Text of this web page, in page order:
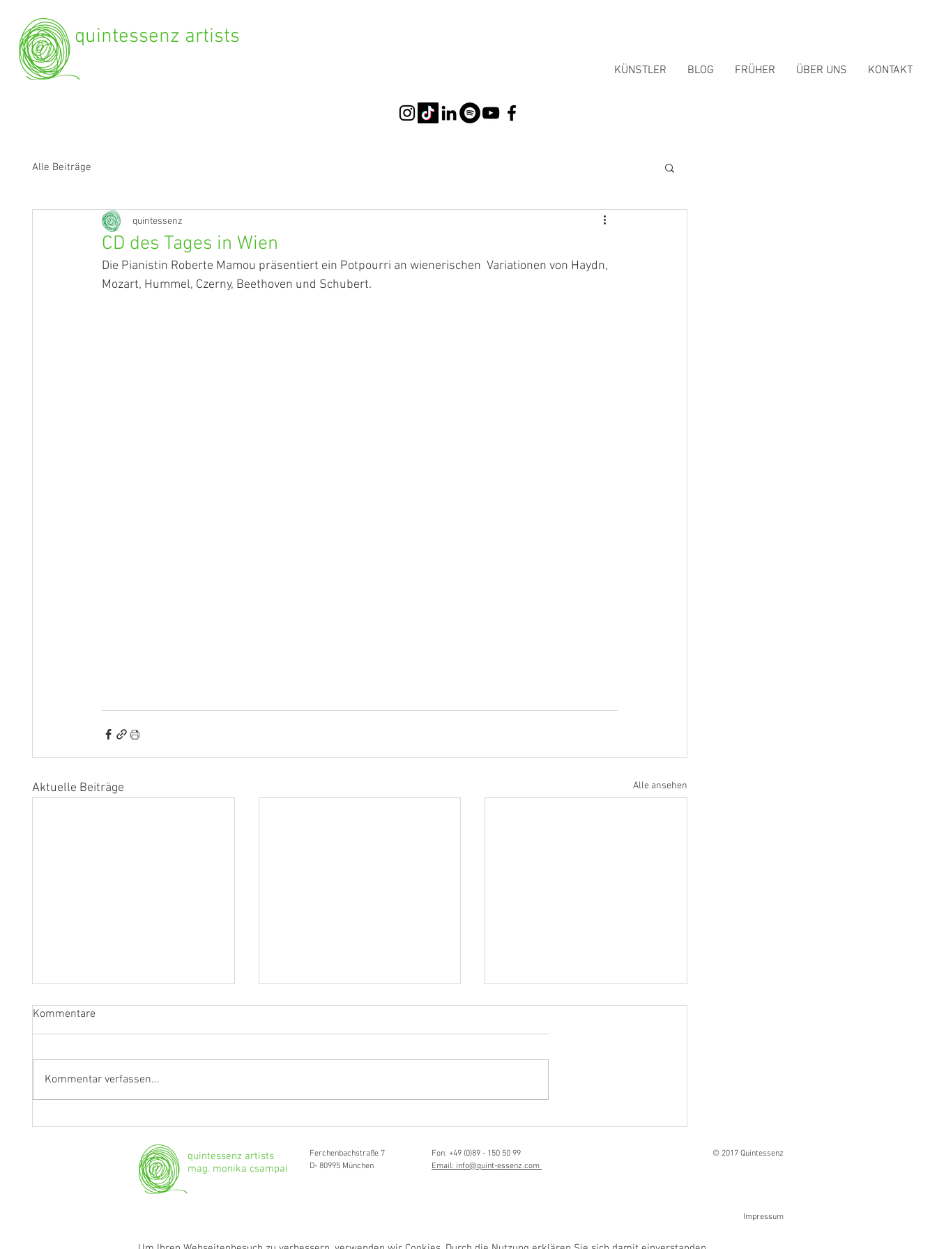
quintessenz artists
KÜNSTLER BLOG FRÜHER ÜBER UNS KONTAKT
Alle Beiträge
CD des Tages in Wien
quintessenz
Die Pianistin Roberte Mamou präsentiert ein Potpourri an wienerischen  Variationen von Haydn,
Mozart, Hummel, Czerny, Beethoven und Schubert.
Aktuelle Beiträge Alle ansehen
Kommentare
Kommentar verfassen...
quintessenz artists
mag. monika csampai
Ferchenbachstraße 7
D- 80995 München
Fon: +49 (0)89 - 150 50 99
Email: info@quint-essenz.com
© 2017 Quintessenz
Impressum